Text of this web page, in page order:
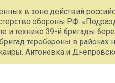
в зоне действий
обороны РФ.
и технике 39-й бригады
теробороны в районах
Антоновка и